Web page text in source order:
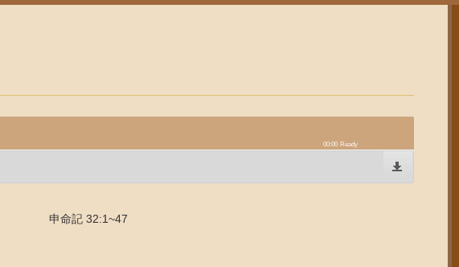
00:00 Ready
申命記 32:1~47